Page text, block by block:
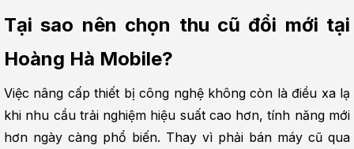
Tại sao nên chọn thu cũ đổi mới tại
Hoàng Hà Mobile?
Việc nâng cấp thiết bị công nghệ không còn là điều xa lạ
khi nhu cầu trải nghiệm hiệu suất cao hơn, tính năng mới
hơn ngày càng phổ biến. Thay vì phải bán máy cũ qua